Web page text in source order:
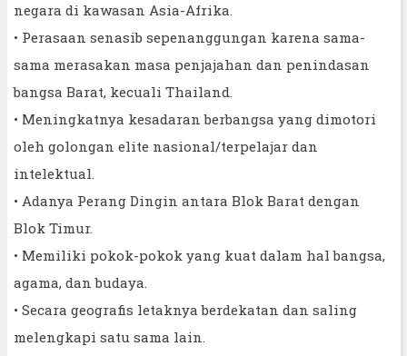
negara di kawasan Asia-Afrika.
• Perasaan senasib sepenanggungan karena sama-
sama merasakan masa penjajahan dan penindasan
bangsa Barat, kecuali Thailand.
• Meningkatnya kesadaran berbangsa yang dimotori
oleh golongan elite nasional/terpelajar dan
intelektual.
• Adanya Perang Dingin antara Blok Barat dengan
Blok Timur.
• Memiliki pokok-pokok yang kuat dalam hal bangsa,
agama, dan budaya.
• Secara geografis letaknya berdekatan dan saling
melengkapi satu sama lain.